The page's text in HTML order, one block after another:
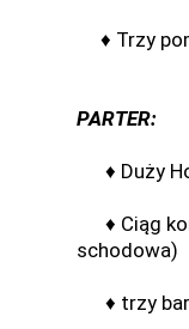
♦ Trzy
PARTER:
♦ Duży
♦ Ciąg
schodowa)
♦ trzy